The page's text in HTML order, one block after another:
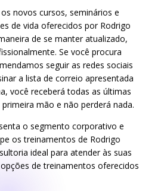
novos cursos, seminários e
de vida oferecidos por Rodrigo
de se manter atualizado,
Se você procura
seguir as redes sociais
a lista de correio apresentada
você receberá todas as últimas
mão e não perderá nada.
o segmento corporativo e
os treinamentos de Rodrigo
ideal para atender às suas
de treinamentos oferecidos